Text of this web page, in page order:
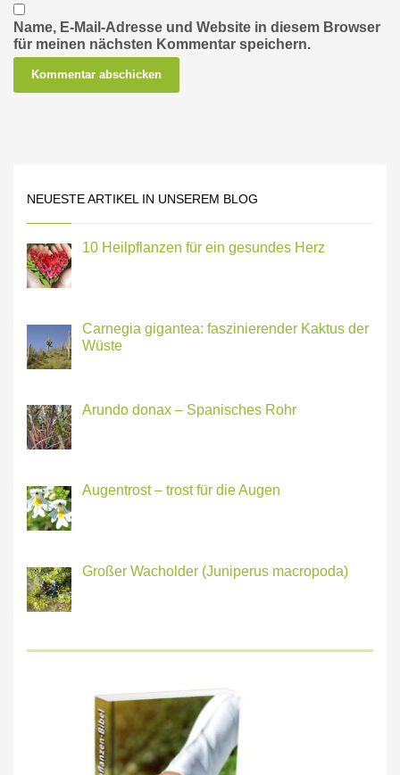
Name, E-Mail-Adresse und Website in diesem Browser
für meinen nächsten Kommentar speichern.
NEUESTE ARTIKEL IN UNSEREM BLOG
10 Heilpflanzen für ein gesundes Herz
Carnegia gigantea: faszinierender Kaktus der
Wüste
Arundo donax – Spanisches Rohr
Augentrost – trost für die Augen
Großer Wacholder (Juniperus macropoda)